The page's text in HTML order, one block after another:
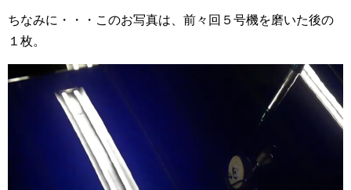
ちなみに・・・このお写真は、前々回５号機を磨いた後の
１枚。